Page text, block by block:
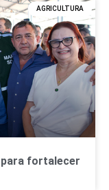
AGRICULTURA
fortalecer